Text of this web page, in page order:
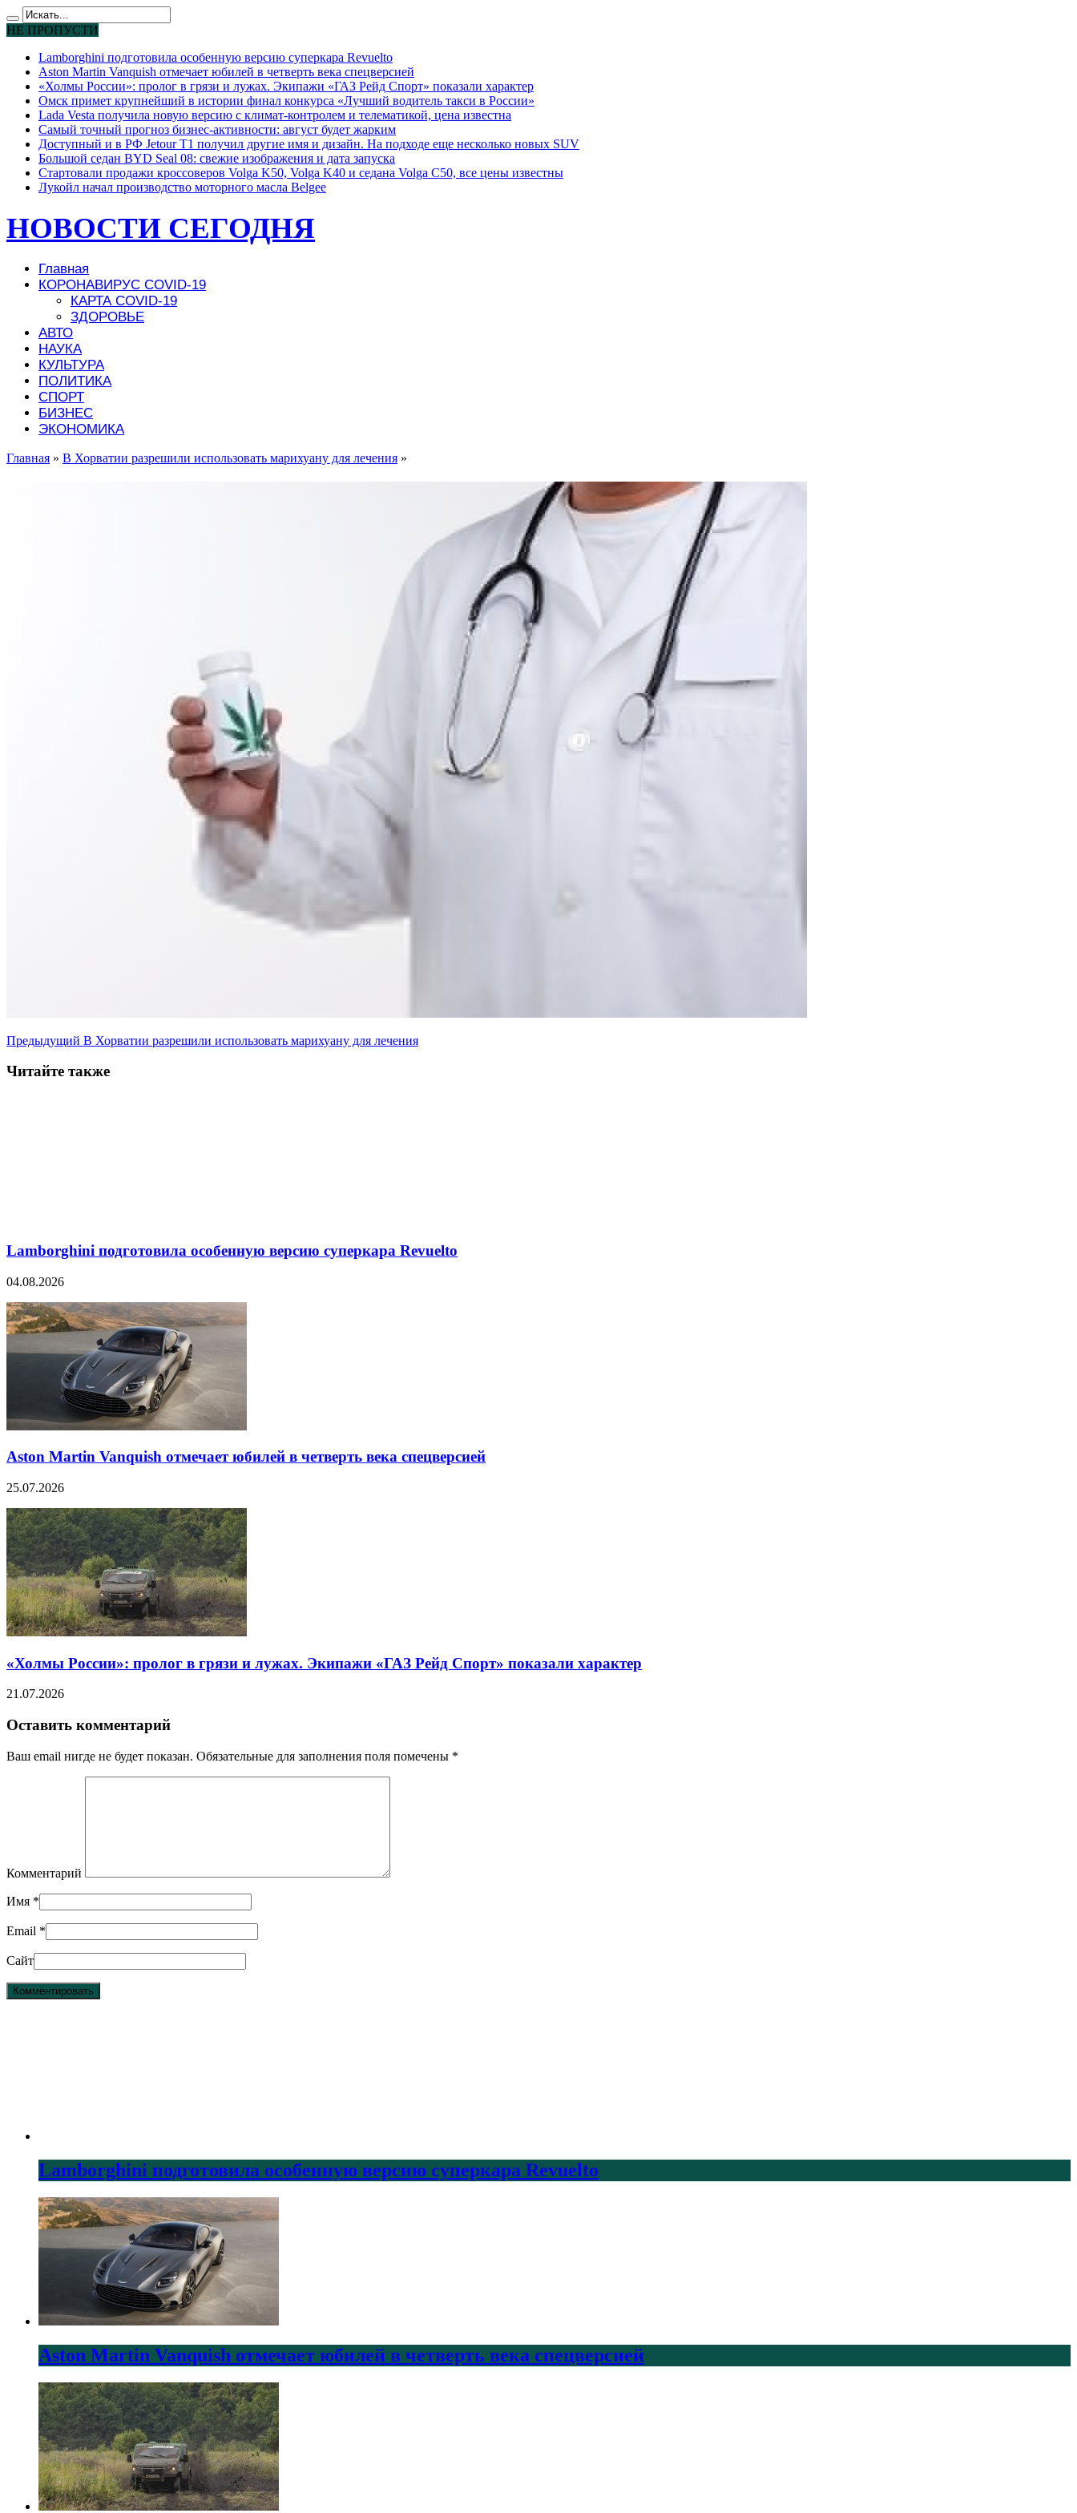
НЕ ПРОПУСТИ
Lamborghini подготовила особенную версию суперкара Revuelto
Aston Martin Vanquish отмечает юбилей в четверть века спецверсией
«Холмы России»: пролог в грязи и лужах. Экипажи «ГАЗ Рейд Спорт» показали характер
Омск примет крупнейший в истории финал конкурса «Лучший водитель такси в России»
Lada Vesta получила новую версию с климат-контролем и телематикой, цена известна
Самый точный прогноз бизнес-активности: август будет жарким
Доступный и в РФ Jetour T1 получил другие имя и дизайн. На подходе еще несколько новых SUV
Большой седан BYD Seal 08: свежие изображения и дата запуска
Стартовали продажи кроссоверов Volga K50, Volga K40 и седана Volga C50, все цены известны
Лукойл начал производство моторного масла Belgee
НОВОСТИ СЕГОДНЯ
Главная
КОРОНАВИРУС COVID-19
КАРТА COVID-19
ЗДОРОВЬЕ
АВТО
НАУКА
КУЛЬТУРА
ПОЛИТИКА
СПОРТ
БИЗНЕС
ЭКОНОМИКА
Главная » В Хорватии разрешили использовать марихуану для лечения »
Предыдущий В Хорватии разрешили использовать марихуану для лечения
Читайте также
Lamborghini подготовила особенную версию суперкара Revuelto
04.08.2026
Aston Martin Vanquish отмечает юбилей в четверть века спецверсией
25.07.2026
«Холмы России»: пролог в грязи и лужах. Экипажи «ГАЗ Рейд Спорт» показали характер
21.07.2026
Оставить комментарий
Ваш email нигде не будет показан. Обязательные для заполнения поля помечены *
Комментарий
Имя *
Email *
Сайт
Lamborghini подготовила особенную версию суперкара Revuelto
Aston Martin Vanquish отмечает юбилей в четверть века спецверсией